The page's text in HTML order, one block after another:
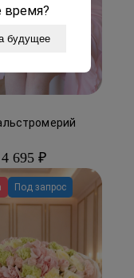
4 695 ₽
Под запрос
время?
будущее